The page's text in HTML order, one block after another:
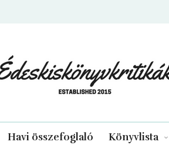
Havi összefoglaló Könyvlista